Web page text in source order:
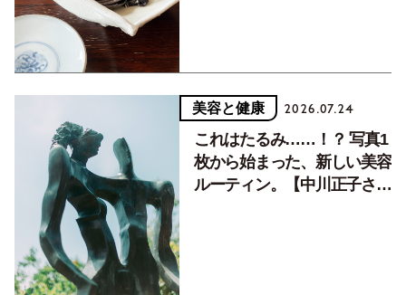
美容と健康 2026.07.24
これはたるみ……！？ 写真1
枚から始まった、新しい美容
ルーティン。【中川正子さん